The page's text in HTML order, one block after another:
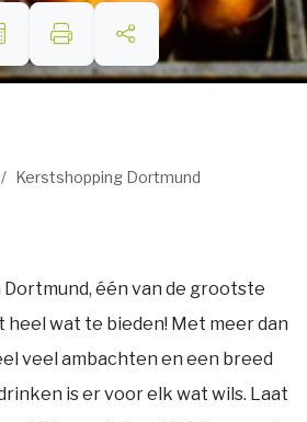
Kerstshopping Dortmund
één van de grootste
wat te bieden! Met meer dan
veel ambachten en een breed
is er voor elk wat wils. Laat